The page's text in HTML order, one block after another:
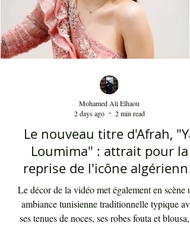
Le nouveau titre d'Afrah, "Ya
Loumima" : attrait pour la
reprise de l'icône algérienne
Mohamed Ali Elhaou
2 days ago
2 min read